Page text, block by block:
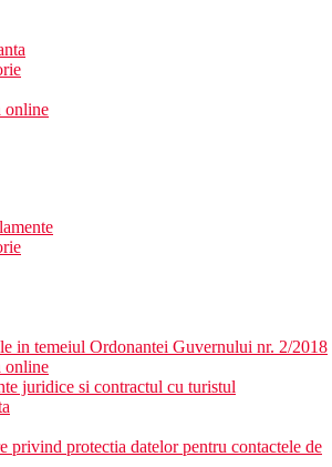
cu receptie
principal
cu serviciu (contra cost, este necesară
pește)
umbrele si prosoape gratuite)
copii
copii 4-12 ani, este necesară rezervare)
si prosoape gratuite
comunicare locală
animație
seară
online
in temeiul Ordonantei Guvernului nr. 2/2018
online
juridice si contractul cu turistul
privind protectia datelor pentru contactele de